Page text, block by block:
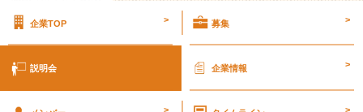
リ
ネ
企業TOP > 募集 >
説明会 企業情報 >
> >